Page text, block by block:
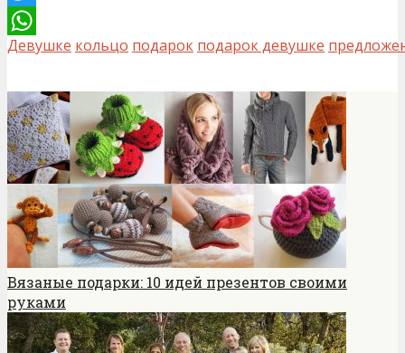
Twitter
WhatsApp
Девушке кольцо подарок подарок девушке
Вязаные подарки: 10 идей презентов своими
руками